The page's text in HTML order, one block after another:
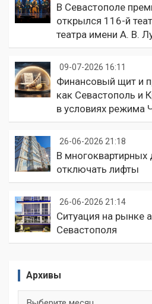
В Севастополе
открылся 116-й
театра имени А. В.
09-07-2026 16:11
Финансовый щит и
как Севастополь и
в условиях режима
26-06-2026 21:18
В многоквартирных
отключать лифты
26-06-2026 21:14
Ситуация на рынке
Севастополя
Архивы